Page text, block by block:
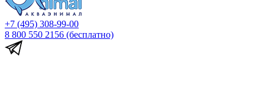
+7 (495) 308-99-00
8 800 550 2156 (бесплатно)